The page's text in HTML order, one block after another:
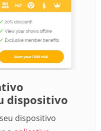
dispositivo
dispositivo